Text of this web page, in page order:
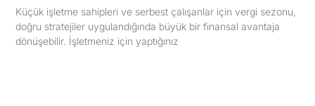
Küçük işletme sahipleri ve serbest çalışanlar için vergi sezonu,
doğru stratejiler uygulandığında büyük bir finansal avantaja
dönüşebilir. İşletmeniz için yaptığınız